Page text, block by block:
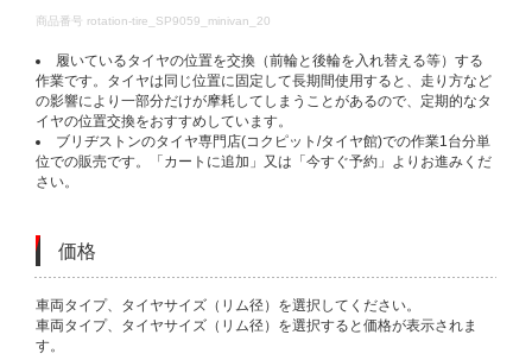
DETAILS
商品番号 rotation-tire_SP9059_minivan_20
履いているタイヤの位置を交換（前輪と後輪を入れ替える等）する
作業です。タイヤは同じ位置に固定して長期間使用すると、走り方など
の影響により一部分だけが摩耗してしまうことがあるので、定期的なタ
イヤの位置交換をおすすめしています。
ブリヂストンのタイヤ専門店(コクピット/タイヤ館)での作業1台分単
位での販売です。「カートに追加」又は「今すぐ予約」よりお進みくだ
さい。
価格
VARIATIONS
車両タイプ、タイヤサイズ（リム径）を選択してください。
車両タイプ、タイヤサイズ（リム径）を選択すると価格が表示されま
す。